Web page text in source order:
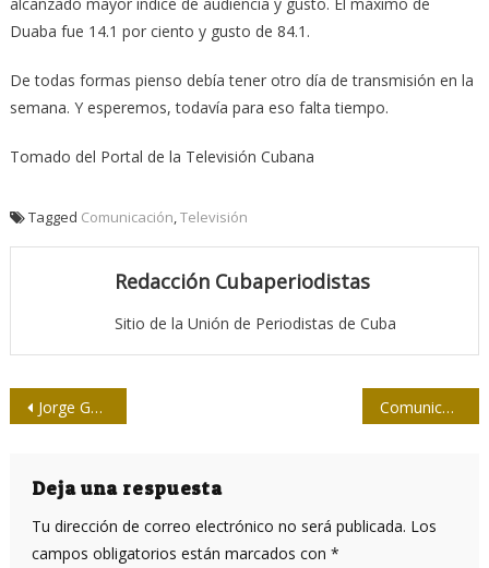
Duaba fue 14.1 por ciento y gusto de 84.1.
De todas formas pienso debía tener otro día de transmisión en la
semana. Y esperemos, todavía para eso falta tiempo.
Tomado del Portal de la Televisión Cubana
Tagged Comunicación,Televisión
Redacción Cubaperiodistas
Sitio de la Unión de Periodistas de Cuba
Navegación
entradas
Jorge Gelabert entre golazos Comunicar el Patrimonio: miradas, experiencias y expectativas
Deja una respuesta
Tu dirección de correo electrónico no será publicada. Los
campos obligatorios están marcados con *